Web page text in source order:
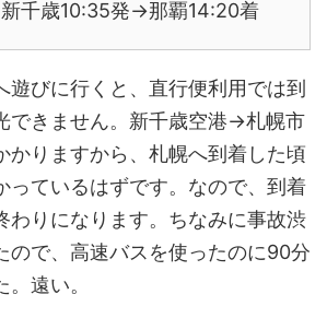
千歳10:35発→那覇14:20着
遊びに行くと、直行便利用では到
できません。新千歳空港→札幌市
かりますから、札幌へ到着した頃
っているはずです。なので、到着
わりになります。ちなみに事故渋
ので、高速バスを使ったのに90分
遠い。